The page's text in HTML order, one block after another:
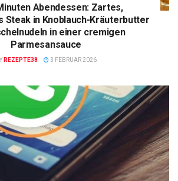
Abendessen: Zartes,
Steak in Knoblauch-Kräuterbutter
in einer cremigen
Parmesansauce
REZEPTE38 3 FEBRUAR 2026